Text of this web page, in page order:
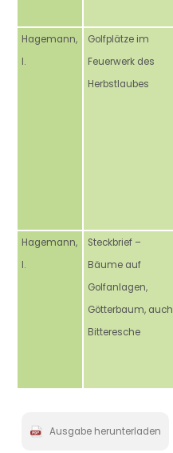
Hagemann,
I.
Golfplätze im
Feuerwerk des
Herbstlaubes
Hagemann,
I.
Steckbrief –
Bäume auf
Golfanlagen,
Götterbaum, auch
Bitteresche
Ausgabe herunterladen